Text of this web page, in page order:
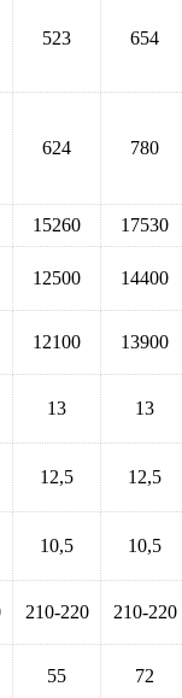
523 654
624 780
15260 17530
12500 14400
12100 13900
13 13
12,5 12,5
10,5 10,5
210-220 210-220
55 72